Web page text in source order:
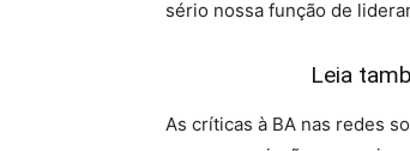
sério nossa função de
Leia
As críticas à BA nas redes